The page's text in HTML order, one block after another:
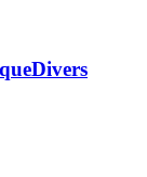
Divers